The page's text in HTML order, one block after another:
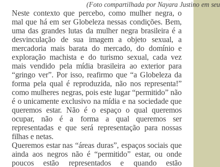
(Foto compartilhada por Nayara Justino em
Neste contexto que percebo, como mulher negra, o
mal que há em ser Globeleza nessas condições. Bem,
uma das grandes lutas da mulher negra brasileira é a
desvinculação de sua imagem a objeto sexual, a
mercadoria mais barata do mercado, do domínio e
exploração machista e do turismo sexual, cada vez
mais vendido pela mídia brasileira ao exterior para
“gringo ver”. Por isso, reafirmo que “a Globeleza da
forma pela qual é reproduzida, não nos representa!”
como mulheres negras, pois este lugar “permitido” não
é o unicamente exclusivo na mídia e na sociedade que
queremos estar. Não é o espaço o qual queremos
ocupar, não é a forma a qual queremos ser
representadas e que será representação para nossas
filhas e netas.
Queremos estar nas “áreas duras”, espaços sociais que
ainda aos negros não é “permitido” estar, ou onde
poucos estão representados e quando estão